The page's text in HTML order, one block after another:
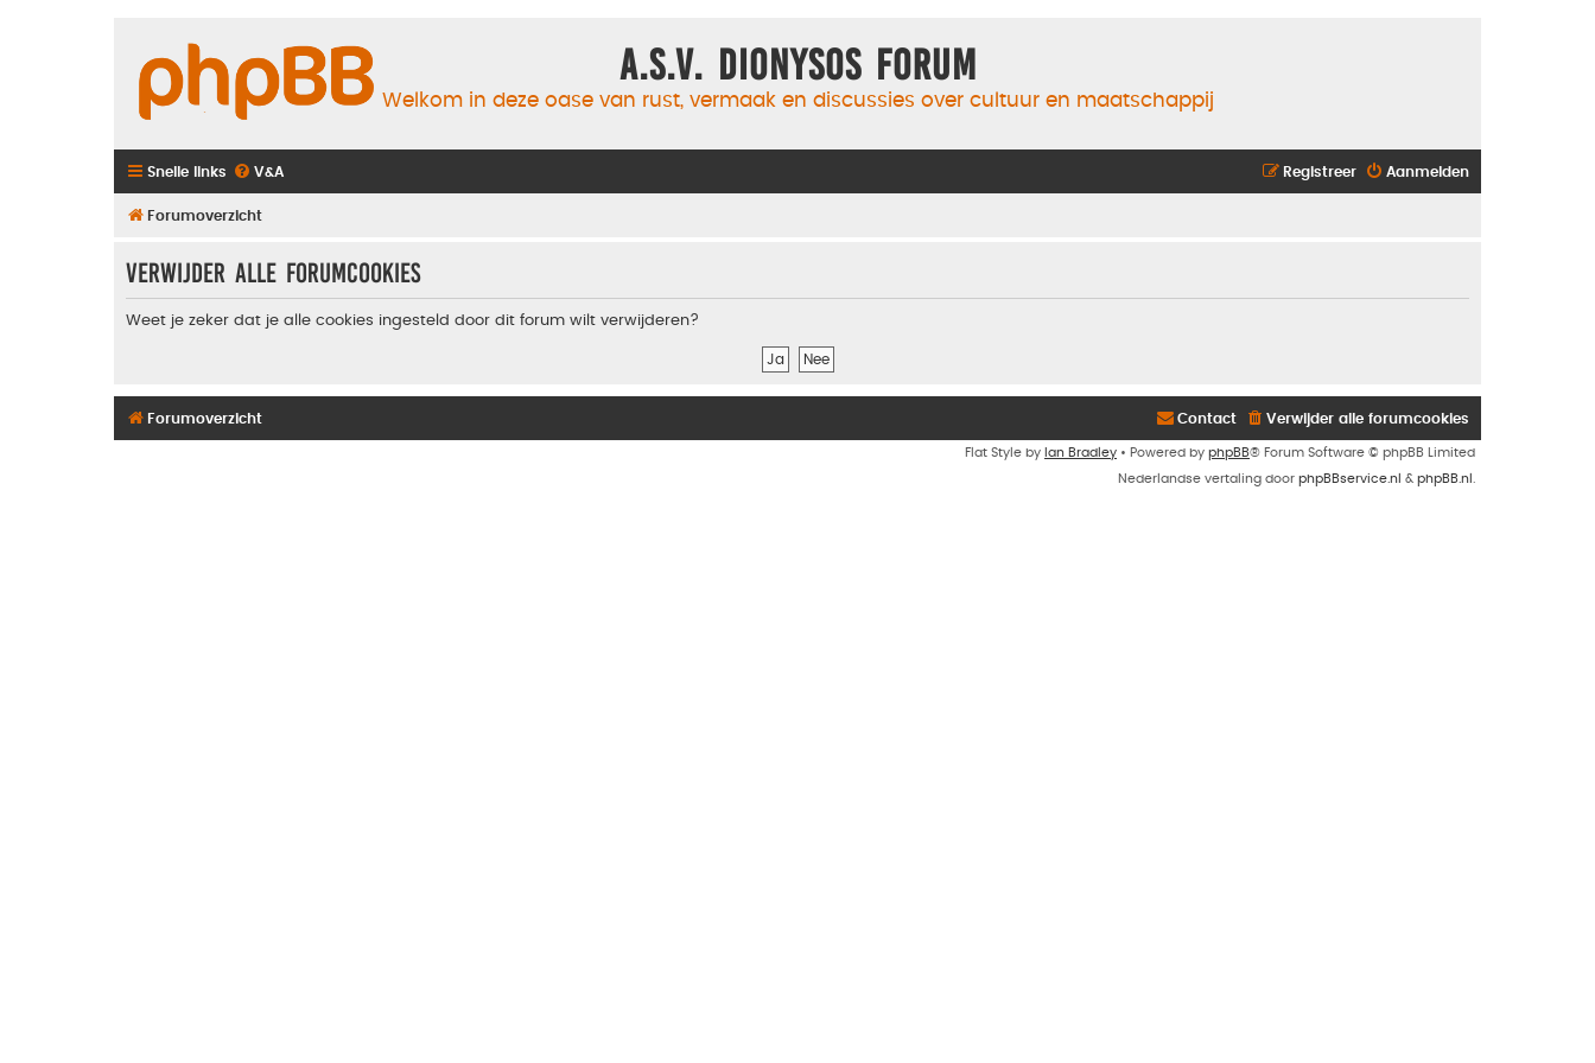
A.S.V. Dionysos Forum
Welkom in deze oase van rust, vermaak en discussies over cultuur en maatschappij
Snelle links V&A Aanmelden
Registreer
Forumoverzicht
Verwijder alle forumcookies
Weet je zeker dat je alle cookies ingesteld door dit forum wilt verwijderen?
Forumoverzicht Verwijder alle forumcookies
Contact
Flat Style by Ian Bradley • Powered by phpBB® Forum Software © phpBB Limited
Nederlandse vertaling door phpBBservice.nl & phpBB.nl .